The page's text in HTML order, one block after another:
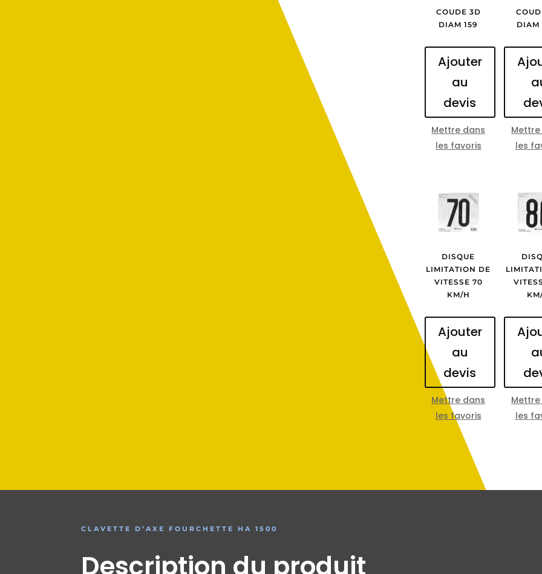
COUDE 3D
DIAM 159
Ajouter
au
devis
Mettre dans
les favoris
DIAM
les
DISQUE
LIMITATION DE
VITESSE 70
KM/H
Ajouter
au
devis
Mettre dans
les favoris
les
CLAVETTE D’AXE FOURCHETTE HA 1500
Description du produit